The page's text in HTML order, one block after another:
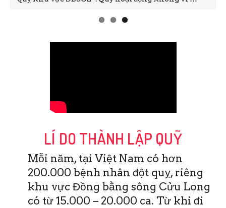
LÍ DO THÀNH LẬP QUỸ
Mỗi năm, tại Việt Nam có hơn
200.000 bệnh nhân đột quỵ, riêng
khu vực Đồng bằng sông Cửu Long
có từ 15.000 – 20.000 ca. Từ khi đi